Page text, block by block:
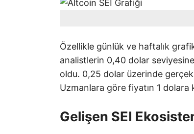
Özellikle günlük ve haftalık
analistlerin 0,40 dolar
oldu. 0,25 dolar üzerinde
Uzmanlara göre fiyatın 1
Gelişen SEI